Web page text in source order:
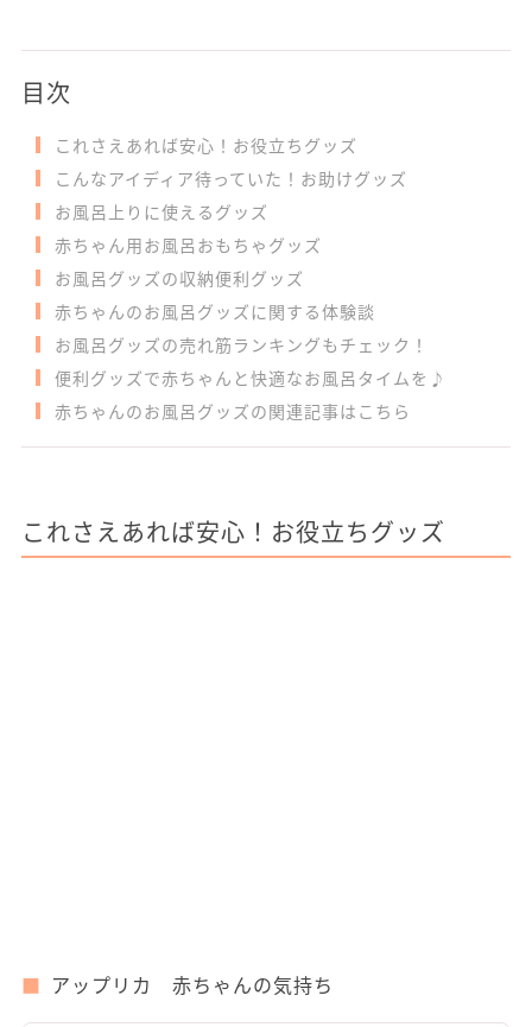
目次
これさえあれば安心！お役立ちグッズ
こんなアイディア待っていた！お助けグッズ
お風呂上りに使えるグッズ
赤ちゃん用お風呂おもちゃグッズ
お風呂グッズの収納便利グッズ
赤ちゃんのお風呂グッズに関する体験談
お風呂グッズの売れ筋ランキングもチェック！
便利グッズで赤ちゃんと快適なお風呂タイムを♪
赤ちゃんのお風呂グッズの関連記事はこちら
これさえあれば安心！お役立ちグッズ
アップリカ 赤ちゃんの気持ち